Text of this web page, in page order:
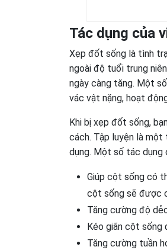
Tác dụng của
Xẹp đốt sống là tình
ngoài độ tuổi trung
ngày càng tăng. Một
vác vật nặng, hoạt
Khi bị xẹp đốt sống,
cách. Tập luyện là một
dụng. Một số tác dụng
Giúp cột sống có
cột sống sẽ được
Tăng cường độ
Kéo giãn cột sống
Tăng cường tuần